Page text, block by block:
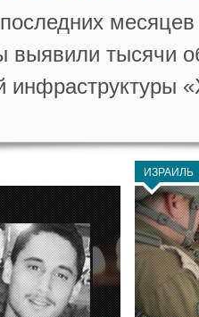
выявили тысячи
инфраструктуры
ИЗРАИЛЬ